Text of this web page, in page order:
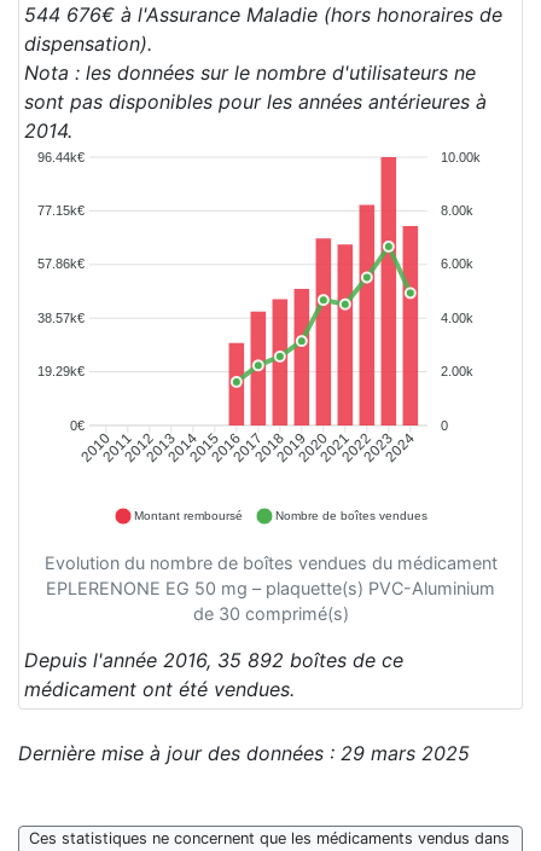
544 676€ à l'Assurance Maladie (hors honoraires de
dispensation).
Nota : les données sur le nombre d'utilisateurs ne
sont pas disponibles pour les années antérieures à
2014.
201020112012201320142015201620172018201920202021202220232024
10.00k
8.00k
6.00k
4.00k
2.00k
0
96.44k€
77.15k€
57.86k€
38.57k€
19.29k€
0€
Montant remboursé Nombre de boîtes vendues
Evolution du nombre de boîtes vendues du médicament
EPLERENONE EG 50 mg – plaquette(s) PVC-Aluminium
de 30 comprimé(s)
Depuis l'année 2016, 35 892 boîtes de ce
médicament ont été vendues.
Dernière mise à jour des données : 29 mars 2025
Ces statistiques ne concernent que les médicaments vendus dans